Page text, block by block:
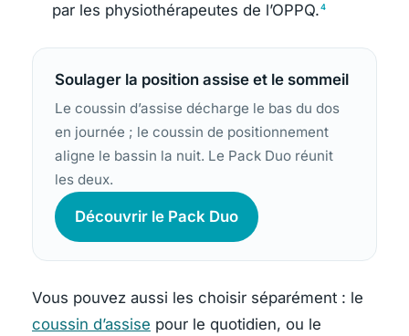
par les physiothérapeutes de l’OPPQ.4
Soulager la position assise et le sommeil
Le coussin d’assise décharge le bas du dos
en journée ; le coussin de positionnement
aligne le bassin la nuit. Le Pack Duo réunit
les deux.
Découvrir le Pack Duo
Vous pouvez aussi les choisir séparément : le
coussin d’assise pour le quotidien, ou le